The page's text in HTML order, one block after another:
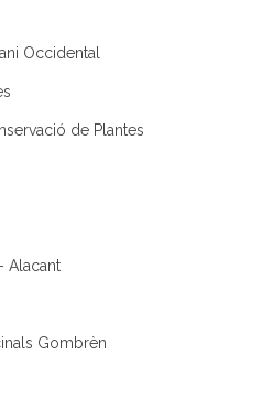
Occidental
de Plantes
Alacant
Gombrèn